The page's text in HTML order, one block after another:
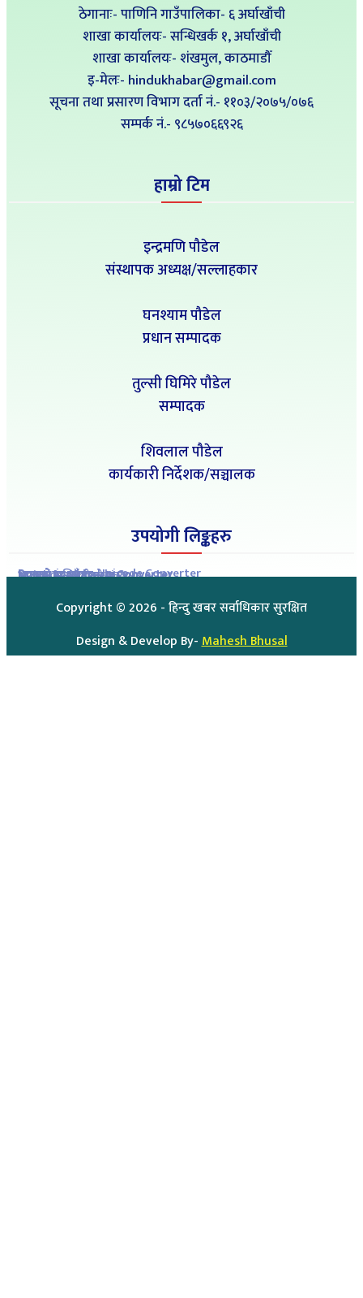
ठेगानाः- पाणिनि गाउँपालिका- ६ अर्घाखाँची
शाखा कार्यालयः- सन्धिखर्क १, अर्घाखाँची
शाखा कार्यालयः- शंखमुल, काठमाडौँ
इ-मेलः- hindukhabar@gmail.com
सूचना तथा प्रसारण विभाग दर्ता नं.- ११०३/२०७५/०७६
सम्पर्क नं‍.- ९८५७०६६९२६
हाम्रो टिम
इन्द्रमणि पौडेल
संस्थापक अध्यक्ष/सल्लाहकार
घनश्याम पौडेल
प्रधान सम्पादक
तुल्सी घिमिरे पौडेल
सम्पादक
शिवलाल पौडेल
कार्यकारी निर्देशक/सञ्चालक
उपयोगी लिङ्कहरु
Romanized to Unicode Converter
Preeti to Unicode Converter
Unicode to Preeti Converter
आजको राशिफल
आजको सुनचाँदीको मुल्य
Copyright ©2026 - हिन्दु खबर सर्वाधिकार सुरक्षित
Design & Develop By-Mahesh Bhusal